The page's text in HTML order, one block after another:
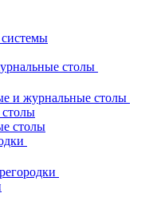
столы
и журнальные столы
столы